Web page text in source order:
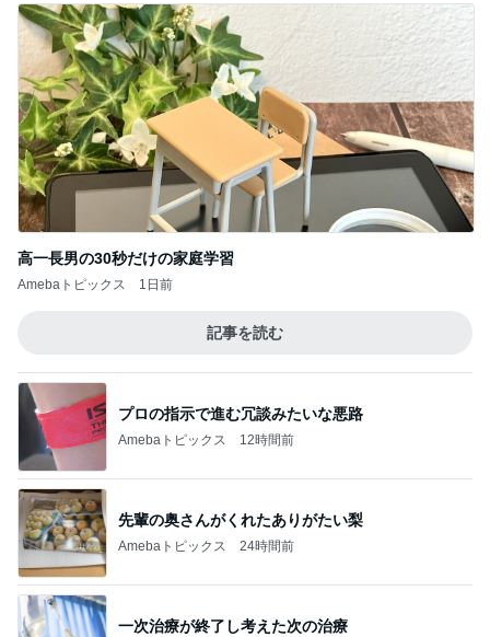
高一長男の30秒だけの家庭学習
Amebaトピックス 1日前
記事を読む
プロの指示で進む冗談みたいな悪路
Amebaトピックス 12時間前
先輩の奥さんがくれたありがたい梨
Amebaトピックス 24時間前
一次治療が終了し考えた次の治療